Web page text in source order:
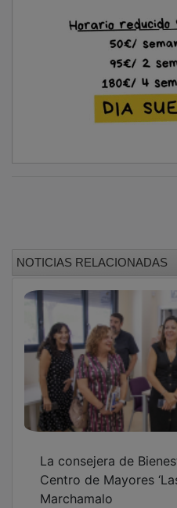
La consejera de
Marchamalo
El Hospital de
calidad de la atención